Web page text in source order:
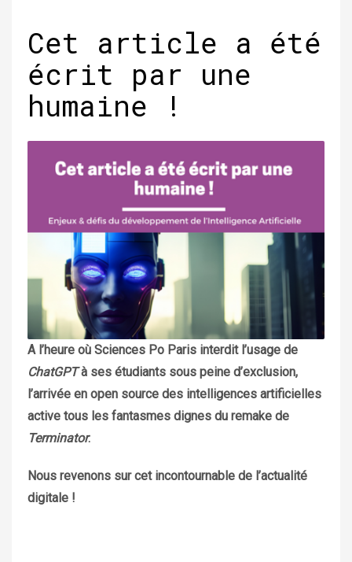
Cet article a été
écrit par une
humaine !
A l’heure où Sciences Po Paris interdit l’usage de
ChatGPTà ses étudiants sous peine d’exclusion,
l’arrivée en open source des intelligences artificielles
active tous les fantasmes dignes du remake de
Terminator.
Nous revenons sur cet incontournable de l’actualité
digitale !